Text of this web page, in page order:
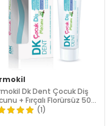
Dk Dent Çocuk Diş
+ Fırçalı Florürsüz 50
(1)